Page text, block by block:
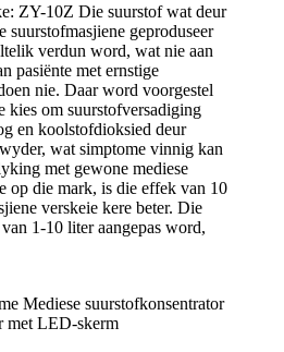
ZY-10Z Die suurstof wat deur
suurstofmasjiene geproduseer
verdun word, wat nie aan
pasiënte met ernstige
nie. Daar word voorgestel
kies om suurstofversadiging
en koolstofdioksied deur
wat simptome vinnig kan
met gewone mediese
op die mark, is die effek van 10
verskeie kere beter. Die
1-10 liter aangepas word,